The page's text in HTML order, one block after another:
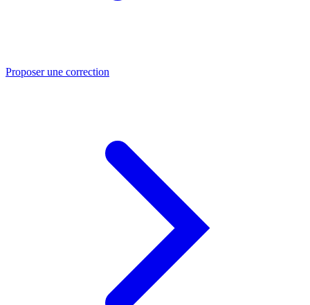
Proposer une correction